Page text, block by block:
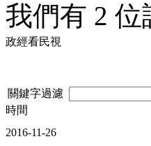
我們有 2 位
政經看民視
關鍵字過濾
時間
2016-11-26